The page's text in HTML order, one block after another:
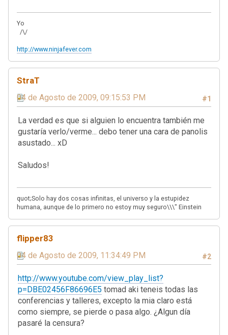
Yo
/\/
http://www.ninjafever.com
StraT
#1
04 de Agosto de 2009, 09:15:53 PM
La verdad es que si alguien lo encuentra también me
gustaría verlo/verme... debo tener una cara de panolis
asustado... xD
Saludos!
quot;Solo hay dos cosas infinitas, el universo y la estupidez
humana, aunque de lo primero no estoy muy seguro\\\" Einstein
flipper83
#2
04 de Agosto de 2009, 11:34:49 PM
http://www.youtube.com/view_play_list?
p=DBE02456F86696E5 tomad aki teneis todas las
conferencias y talleres, excepto la mia claro está
como siempre, se pierde o pasa algo. ¿Algun día
pasaré la censura?